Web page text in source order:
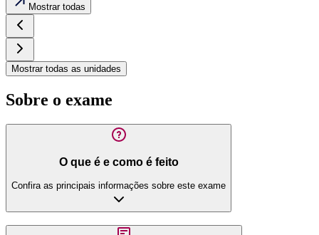
Mostrar todas
Mostrar todas as unidades
Sobre o exame
O que é e como é feito
Confira as principais informações sobre este exame